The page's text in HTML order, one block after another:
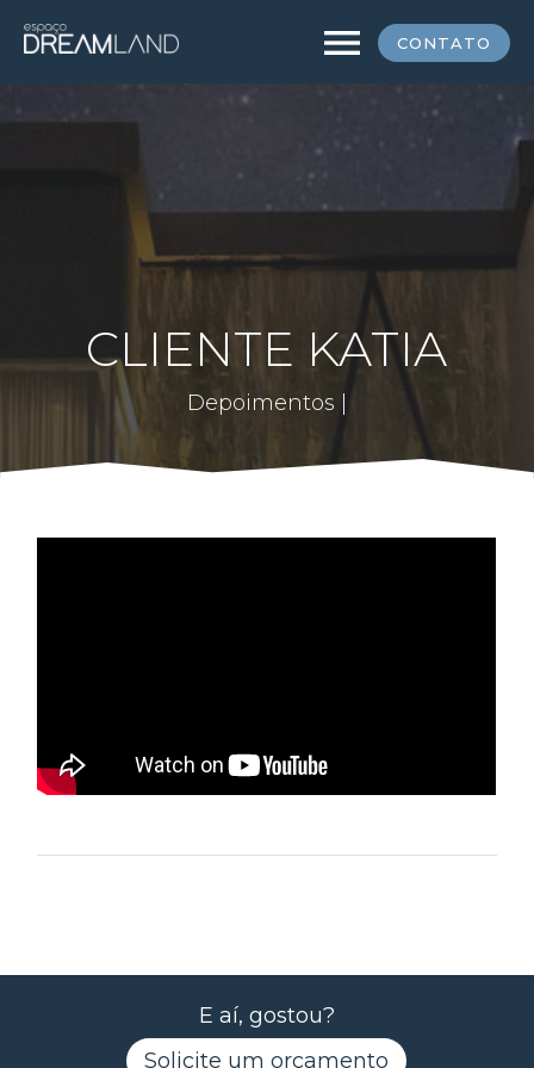
CONTATO
menu
CLIENTE KATIA
Depoimentos |
E aí, gostou?
Solicite um orçamento